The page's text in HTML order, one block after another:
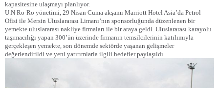
kapasitesine ulaşmayı planlıyor.
U.N Ro-Ro yönetimi, 29 Nisan Cuma akşamı Marriott Hotel Asia’da Petrol
Ofisi ile Mersin Uluslararası Limanı’nın sponsorluğunda düzenlenen bir
yemekte uluslararası nakliye firmaları ile bir araya geldi. Uluslararası karayolu
taşımacılığı yapan 300’ün üzerinde firmanın temsilcilerinin katılımıyla
gerçekleşen yemekte, son dönemde sektörde yaşanan gelişmeler
değerlendirildi ve yeni yatırımlarla ilgili hedefler paylaşıldı.